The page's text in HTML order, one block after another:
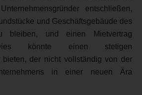
entschließen,
und Geschäftsgebäude des
bleiben, und einen Mietvertrag
könnte einen stetigen
bieten, der nicht vollständig von der
in einer neuen Ära